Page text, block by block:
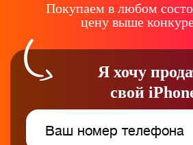
Покупаем в любом
цену выше
Я хочу
свой